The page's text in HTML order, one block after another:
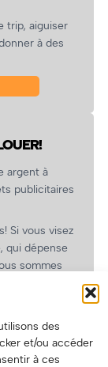
des
et/ou accéder
à ces
trip, aiguiser
à des
argent à
publicitaires
Si vous visez
qui dépense
sommes
les